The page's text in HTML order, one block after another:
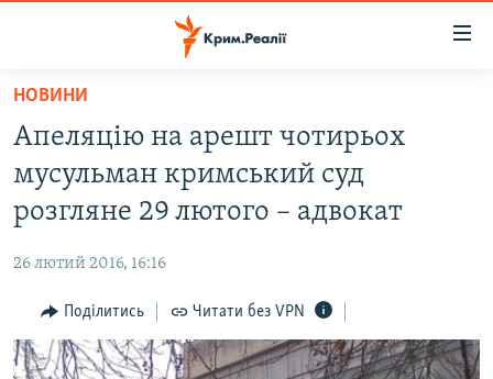
Перейти
основного
матеріалу
Перейти
до
основної
Перейти
до
пошуку
ВОДА.КРИМ
ВІДЕО ТА ФОТО
БЛОГИ
ПОГЛЯД
ІНТЕРВ'Ю
НОВИНИ
Апеляцію на арешт чотирьох
мусульман кримський суд
розгляне 29 лютого – адвокат
26 лютий 2016, 16:16
Поділитись Читати без VPN